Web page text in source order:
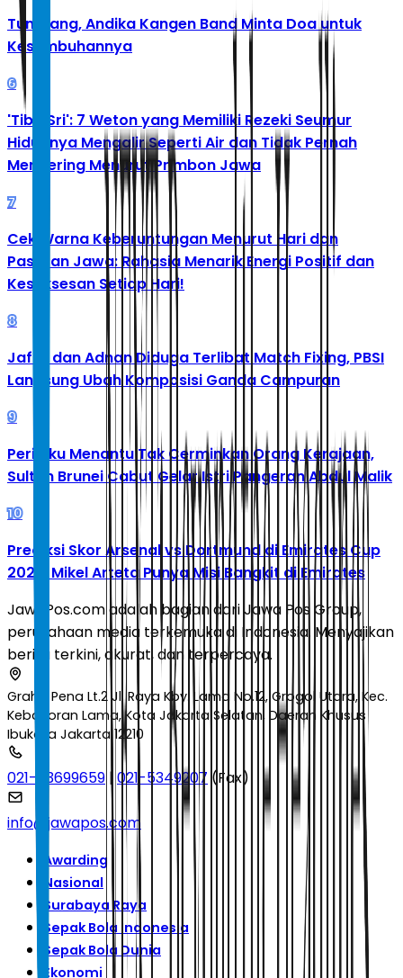
Tumbang, Andika Kangen Band Minta Doa untuk
Kesembuhannya
6
'Tibo Sri': 7 Weton yang Memiliki Rezeki Seumur
Hidupnya Mengalir Seperti Air dan Tidak Pernah
Mengering Menurut Primbon Jawa
7
Cek Warna Keberuntungan Menurut Hari dan
Pasaran Jawa: Rahasia Menarik Energi Positif dan
Kesuksesan Setiap Hari!
8
Jafar dan Adnan Diduga Terlibat Match Fixing, PBSI
Langsung Ubah Komposisi Ganda Campuran
9
Perilaku Menantu Tak Cerminkan Orang Kerajaan,
Sultan Brunei Cabut Gelar Istri Pangeran Abdul Malik
10
Prediksi Skor Arsenal vs Dortmund di Emirates Cup
2026: Mikel Arteta Punya Misi Bangkit di Emirates
JawaPos.com adalah bagian dari Jawa Pos Group,
perusahaan media terkemuka di Indonesia. Menyajikan
berita terkini, akurat, dan terpercaya.
Graha Pena Lt.2 Jl. Raya Kby. Lama No.12, Grogol Utara, Kec.
Kebayoran Lama, Kota Jakarta Selatan, Daerah Khusus
Ibukota Jakarta 12210
021-53699659 | 021-5349207 (Fax)
info@jawapos.com
Awarding
Nasional
Surabaya Raya
Sepak Bola Indonesia
Sepak Bola Dunia
Ekonomi